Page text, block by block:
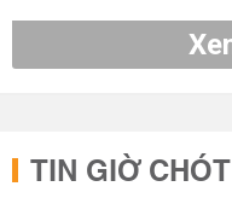
TIN GIỜ CHÓT